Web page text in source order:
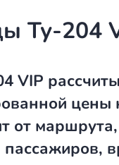
Ту-204
VIP
цены
от
пассажиров,